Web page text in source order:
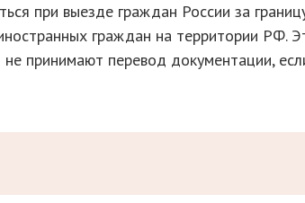
при выезде граждан России за
граждан на территории РФ.
принимают перевод документации,